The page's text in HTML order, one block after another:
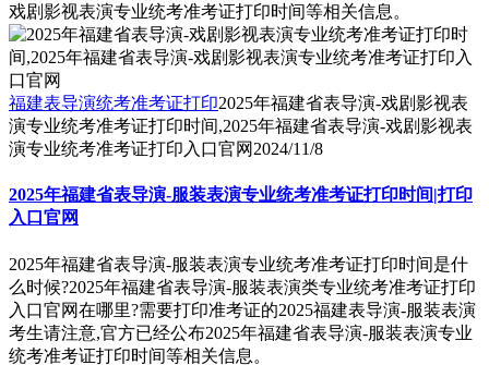
戏剧影视表演专业统考准考证打印时间等相关信息。
福建表导演统考准考证打印2025年福建省表导演-戏剧影视表
演专业统考准考证打印时间,2025年福建省表导演-戏剧影视表
演专业统考准考证打印入口官网 2024/11/8
2025年福建省表导演-服装表演专业统考准考证打印时间|打印
入口官网
2025年福建省表导演-服装表演专业统考准考证打印时间是什
么时候?2025年福建省表导演-服装表演类专业统考准考证打印
入口官网在哪里?需要打印准考证的2025福建表导演-服装表演
考生请注意,官方已经公布2025年福建省表导演-服装表演专业
统考准考证打印时间等相关信息。